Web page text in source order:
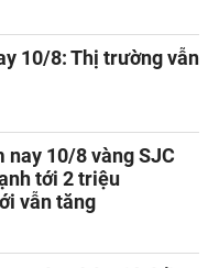
10/8: Thị trường vẫn
nay 10/8 vàng SJC
tới 2 triệu
vẫn tăng